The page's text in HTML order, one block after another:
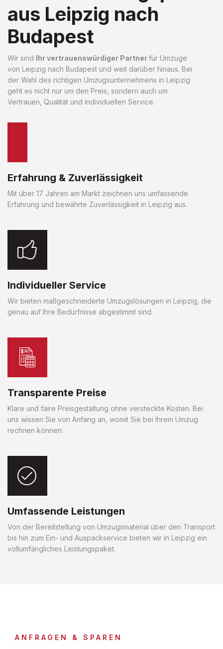
aus Leipzig nach
Budapest
Wir sind Ihr vertrauenswürdiger Partnerfür Umzüge
von Leipzig nach Budapest und weit darüber hinaus. Bei
der Wahl des richtigen Umzugsunternehmens in Leipzig
geht es nicht nur um den Preis, sondern auch um
Vertrauen, Qualität und individuellen Service.
Erfahrung & Zuverlässigkeit
Mit über 17 Jahren am Markt zeichnen uns umfassende
Erfahrung und bewährte Zuverlässigkeit in Leipzig aus.
Individueller Service
Wir bieten maßgeschneiderte Umzugslösungen in Leipzig, die
genau auf Ihre Bedürfnisse abgestimmt sind.
Transparente Preise
Klare und faire Preisgestaltung ohne versteckte Kosten. Bei
uns wissen Sie von Anfang an, womit Sie bei Ihrem Umzug
rechnen können.
Umfassende Leistungen
Von der Bereitstellung von Umzugsmaterial über den Transport
bis hin zum Ein- und Auspackservice bieten wir in Leipzig ein
vollumfängliches Leistungspaket.
ANFRAGEN & SPAREN